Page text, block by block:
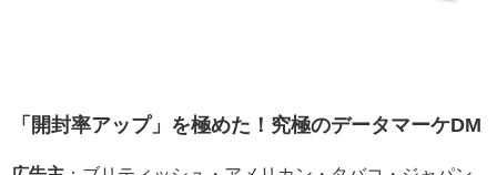
「開封率アップ」を極めた！究極のデータマーケDM